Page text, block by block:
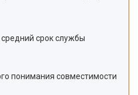
срок службы
понимания совместимости